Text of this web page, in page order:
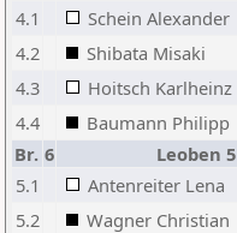
4.1
Schein Alexander
4.2
Shibata Misaki
4.3
Hoitsch Karlheinz
4.4
Baumann Philipp
Br. 6 Leoben 5
5.1
Antenreiter Lena
5.2
Wagner Christian